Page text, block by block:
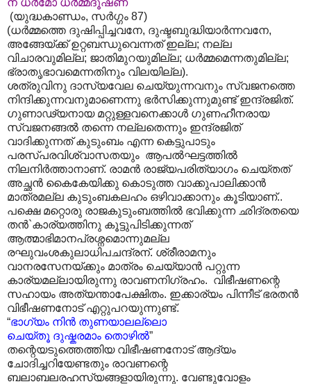
(യുദ്ധകാണ്ഡം, സർഗ്ഗം 87)
(ധർമ്മത്തെ ദുഷിപ്പിച്ചവനേ, ദുഷ്ടബുദ്ധിയാർന്നവനേ,
അങ്ങേയ്ക്ക് ഉറ്റബന്ധുവെന്നത് ഇല്ല; നല്ല
വിചാരവുമില്ല; ജാതിമുറയുമില്ല; ധർമ്മമെന്നതുമില്ല;
ഭ്രാതൃഭാവമെന്നതിനും വിലയില്ല).
ശത്രുവിനു ദാസ്യവേല ചെയ്യുന്നവനും സ്വജനത്തെ
നിന്ദിക്കുന്നവനുമാണെന്നു ഭർസിക്കുന്നുമുണ്ട് ഇന്ദ്രജിത്.
ഗുണാഢ്യനായ മറ്റുള്ളവനെക്കാൾ ഗുണഹീനരായ
സ്വജനങ്ങൽ തന്നെ നല്ലതെന്നും ഇന്ദ്രജിത്
വാദിക്കുന്നത് കുടുംബം എന്ന കെട്ടുപാടും
പരസ്പരവിശ്വാസതയും ആപൽഘട്ടത്തിൽ
നിലനിർത്താനാണ്. രാമൻ രാജ്യപരിത്യാഗം ചെയ്തത്
അച്ഛൻ കൈകേയിക്കു കൊടുത്ത വാക്കുപാലിക്കാൻ
മാത്രമല്ല കുടുംബകലഹം ഒഴിവാക്കാനും കൂടിയാണ്..
പക്ഷെ മറ്റൊരു രാജകുടുംബത്തിൽ ഭവിക്കുന്ന ഛിദ്രതയെ
തൻ`കാര്യത്തിനു കൂട്ടുപിടിക്കുന്നത്
ആത്മാഭിമാനപ്രശ്നമൊന്നുമല്ല
രഘുവംശകുലാധിപചന്ദ്രന്. ശ്രീരാമനും
വാനരസേനയ്ക്കും മാത്രം ചെയ്യാൻ പറ്റുന്ന
കാര്യമല്ലായിരുന്നു രാവണനിഗ്രഹം. വിഭീഷണന്റെ
സഹായം അത്യന്താപേക്ഷിതം. ഇക്കാര്യം പിന്നീട് ഭരതൻ
വിഭീഷണനോട് എറ്റുപറയുന്നുണ്ട്.
“ഭാഗ്യം നിൻ തുണയാലല്ലൊ
ചെയ്തൂ ദുഷ്കരമാം തൊഴിൽ”
തന്റെയടുത്തെത്തിയ വിഭീഷണനോട് ആദ്യം
ചോദിച്ചറിയേണ്ടതും രാവണന്റെ
ബലാബലരഹസ്യങ്ങളായിരുന്നു. വേണ്ടുവോളം